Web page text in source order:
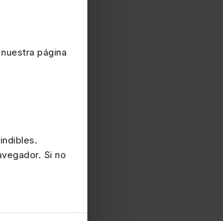
página
Si no